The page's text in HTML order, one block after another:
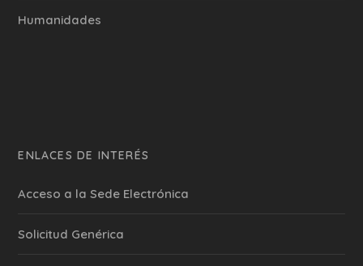
Humanidades
ENLACES DE INTERÉS
Acceso a la Sede Electrónica
Solicitud Genérica